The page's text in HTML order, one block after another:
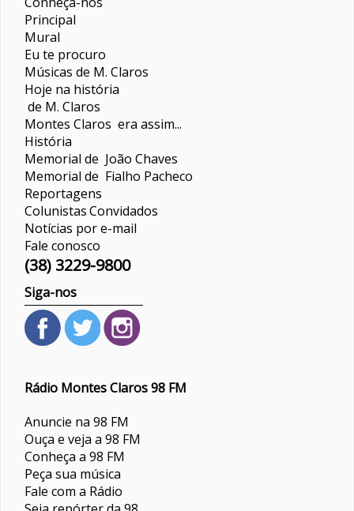
Principal
Mural
Eu te procuro
Músicas de M. Claros
Hoje na história
de M. Claros
Montes Claros era assim...
História
Memorial de João Chaves
Memorial de Fialho Pacheco
Reportagens
ColunistasConvidados
Notícias por e-mail
Fale conosco
(38) 3229-9800
Siga-nos
Rádio Montes Claros 98 FM
Anuncie na 98 FM
Ouça e veja a 98 FM
Conheça a 98 FM
Peça sua música
Fale com a Rádio